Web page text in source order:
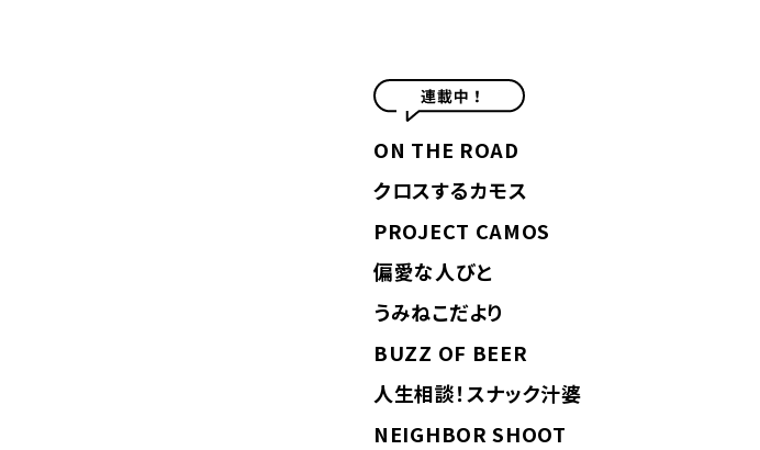
ON THE ROAD
クロスするカモス
PROJECT CAMOS
偏愛な人びと
うみねこだより
BUZZ OF BEER
人生相談！スナック汁婆
NEIGHBOR SHOOT